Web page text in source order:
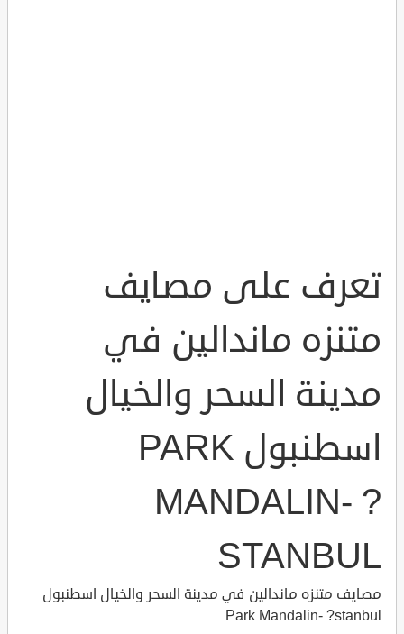
تعرف على مصايف
متنزه ماندالين في
مدينة السحر والخيال
اسطنبول PARK
MANDALIN- ?
STANBUL
مصايف متنزه ماندالين في مدينة السحر والخيال اسطنبول
Park Mandalin- ?stanbul